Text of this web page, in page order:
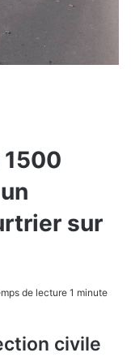
sur
de lecture 1 minute
civile